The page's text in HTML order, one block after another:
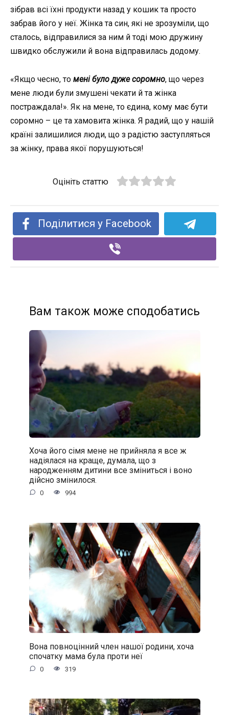
зібрав всі їхні продукти назад у кошик та просто
забрав його у неї. Жінка та син, які не зрозуміли, що
сталось, відправилися за ним й тоді мою дружину
швидко обслужили й вона відправилась додому.
«Якщо чесно, то мені було дуже соромно, що через
мене люди були змушені чекати й та жінка
постраждала!». Як на мене, то єдина, кому має бути
соромно – це та хамовита жінка. Я радий, що у нашій
країні залишилися люди, що з радістю заступляться
за жінку, права якої порушуються!
Оцініть статтю
Поділитися у Facebook
Вам також може сподобатись
Хоча його сімя мене не прийняла я все ж
надіялася на краще, думала, що з
народженням дитини все зміниться і воно
дійсно змінилося.
0 994
Вона повноцінний член нашої родини, хоча
спочатку мама була проти неї
0 319